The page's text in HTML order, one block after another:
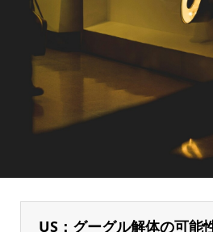
US：グーグル解体の可能